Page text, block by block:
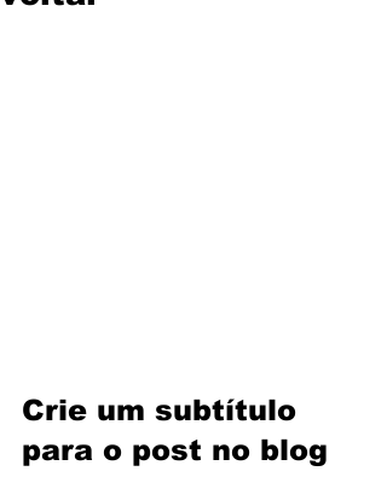
Crie um subtítulo
para o post no blog